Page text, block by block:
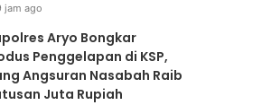
jam ago
Aryo Bongkar
Penggelapan di KSP,
Angsuran Nasabah Raib
Juta Rupiah